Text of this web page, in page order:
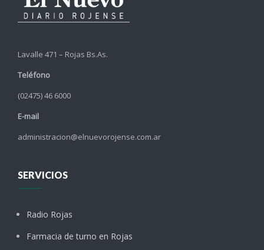
Lavalle 471 – Rojas Bs.As.
Teléfono
(02475) 46 6000
E-mail
administracion@elnuevorojense.com.ar
SERVICIOS
Radio Rojas
Farmacia de turno en Rojas